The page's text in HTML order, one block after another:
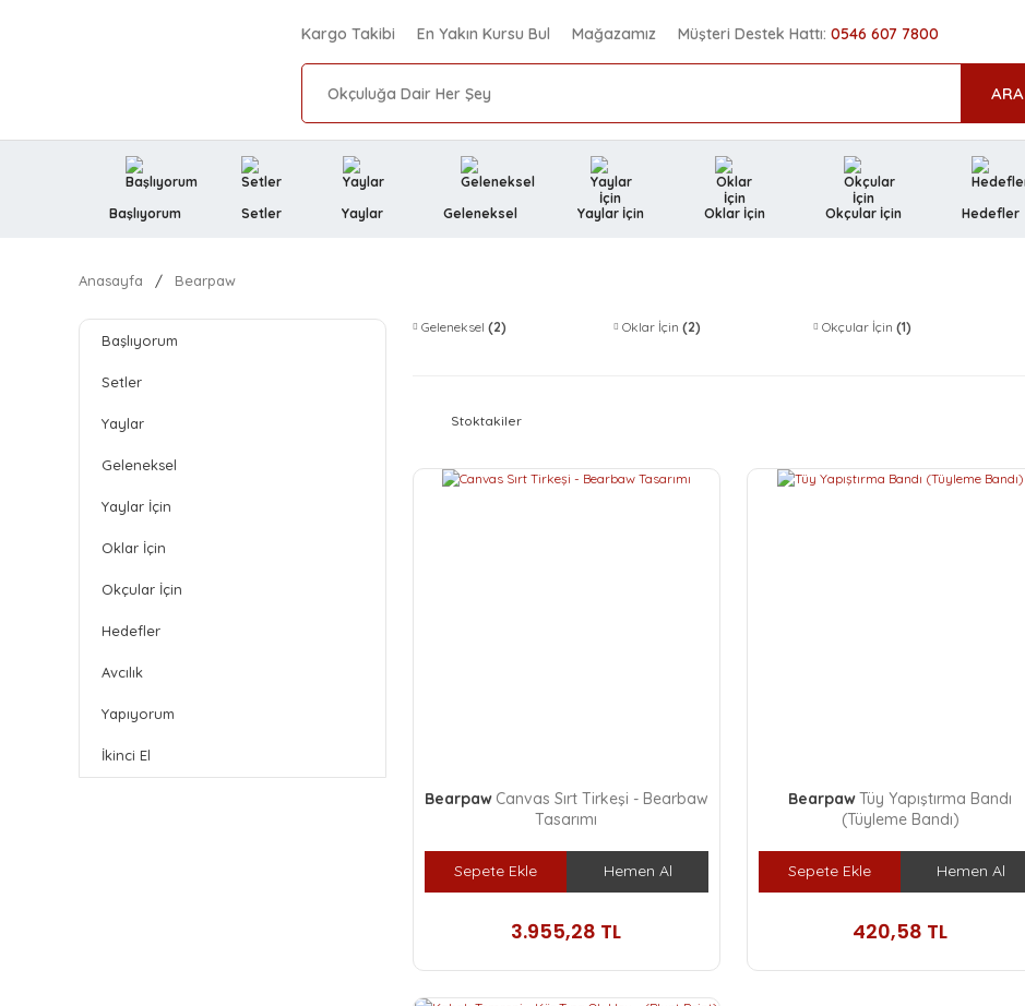
Kargo Takibi En Yakın Kursu Bul Mağazamız Müşteri Destek Hattı: 0546 607 7800
ARA
Başlıyorum Setler Yaylar Geleneksel Yaylar İçin Oklar İçin Okçular İçin Hedefler
Anasayfa Bearpaw
Başlıyorum
Setler
Yaylar
Geleneksel
Yaylar İçin
Oklar İçin
Okçular İçin
Hedefler
Avcılık
Yapıyorum
İkinci El
Geleneksel (2) Oklar İçin (2) Okçular İçin(1)
Stoktakiler
Bearpaw Canvas Sırt Tirkeşi - Bearbaw
Tasarımı
Sepete Ekle Hemen Al
3.955,28 TL
BearpawTüy Yapıştırma Bandı
(Tüyleme Bandı)
Sepete Ekle Hemen Al
420,58 TL